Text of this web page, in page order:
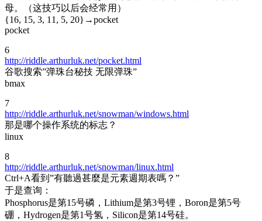
母。（这技巧以后会经常用）
{16, 15, 3, 11, 5, 20}→pocket
pocket
6
http://riddle.arthurluk.net/pocket.html
谷歌搜索”弹珠台秘技 无限弹珠”
bmax
7
http://riddle.arthurluk.net/snowman/windows.html
那是哪个操作系统的标志？
linux
8
http://riddle.arthurluk.net/snowman/linux.html
Ctrl+A看到”有聽過甚麼是元素週期表嗎？”
于是查询：
Phosphorus是第15号磷，Lithium是第3号锂，Boron是第5号
硼，Hydrogen是第1号氢，Silicon是第14号硅。